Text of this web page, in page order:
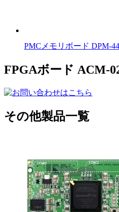
PMCメモリボード DPM-
FPGAボード ACM-
その他製品一覧